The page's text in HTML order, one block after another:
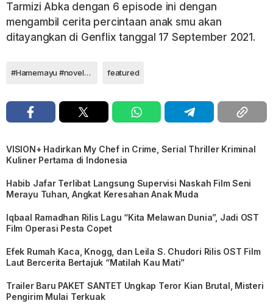
Tarmizi Abka dengan 6 episode ini dengan
mengambil cerita percintaan anak smu akan
ditayangkan di Genflix tanggal 17 September 2021.
#Hamemayu #novelabighea #webseriesabighea #tu7uhrumahproduksi featured
VISION+ Hadirkan My Chef in Crime, Serial Thriller Kriminal
Kuliner Pertama di Indonesia
Habib Jafar Terlibat Langsung Supervisi Naskah Film Seni
Merayu Tuhan, Angkat Keresahan Anak Muda
Iqbaal Ramadhan Rilis Lagu “Kita Melawan Dunia”, Jadi OST
Film Operasi Pesta Copet
Efek Rumah Kaca, Knogg, dan Leila S. Chudori Rilis OST Film
Laut Bercerita Bertajuk “Matilah Kau Mati”
Trailer Baru PAKET SANTET Ungkap Teror Kian Brutal, Misteri
Pengirim Mulai Terkuak